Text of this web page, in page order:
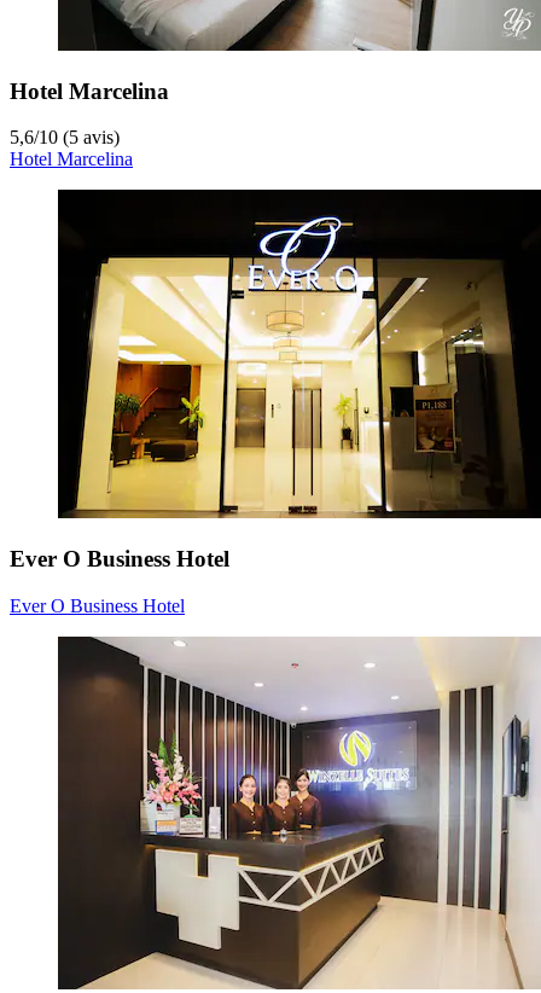
Hotel Marcelina
5,6/10 (5 avis)
Hotel Marcelina
Ever O Business Hotel
Ever O Business Hotel